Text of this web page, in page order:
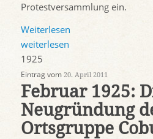
Protestversammlung ein.
Weiterlesen
weiterlesen
1925
Eintrag vom 20. April 2011
Februar 1925:
Neugründung
Ortsgruppe